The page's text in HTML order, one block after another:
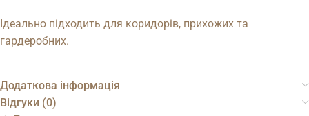
Ідеально підходить для коридорів, прихожих та
гардеробних.
Додаткова інформація
Відгуки (0)